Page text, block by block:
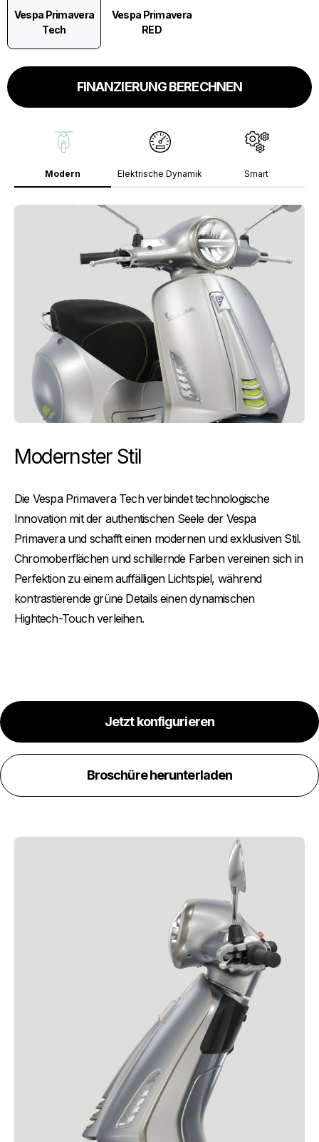
Vespa Primavera
Tech
Vespa Primavera
RED
FINANZIERUNG BERECHNEN
Modern Elektrische Dynamik Smart
Modernster Stil
Die Vespa Primavera Tech verbindet technologische
Innovation mit der authentischen Seele der Vespa
Primavera und schafft einen modernen und exklusiven Stil.
Chromoberflächen und schillernde Farben vereinen sich in
Perfektion zu einem auffälligen Lichtspiel, während
kontrastierende grüne Details einen dynamischen
Hightech-Touch verleihen.
Jetzt konfigurieren
Broschüre herunterladen